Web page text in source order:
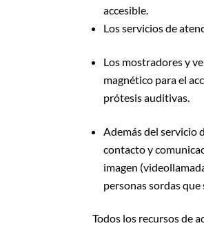
accesible.
Los servicios de
Los mostradores y
magnético para el
prótesis auditivas.
Además del servicio
contacto y
imagen
personas sordas que
Todos los recursos de